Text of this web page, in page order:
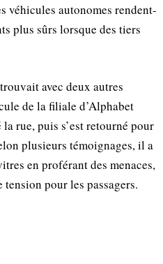
véhicules autonomes rendent-
plus sûrs lorsque des tiers
avec deux autres
de la filiale d’Alphabet
rue, puis s’est retourné pour
plusieurs témoignages, il a
en proférant des menaces,
pour les passagers.